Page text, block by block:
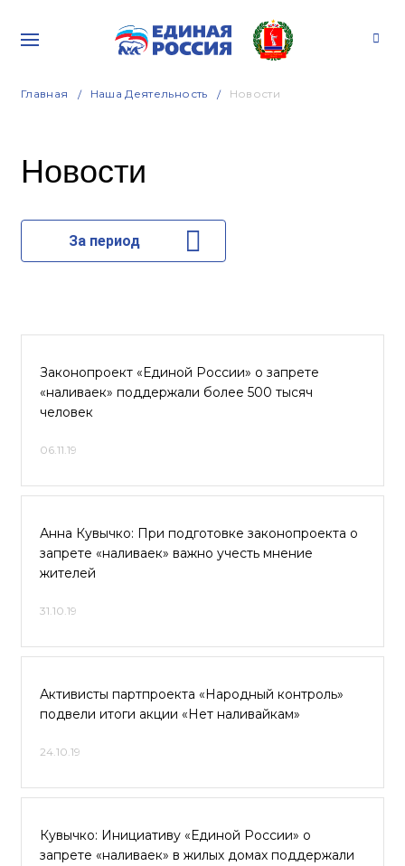
Главная Наша Деятельность Новости
Новости
За период
Законопроект «Единой России» о запрете
«наливаек» поддержали более 500 тысяч
человек
06.11.19
Анна Кувычко: При подготовке законопроекта о
запрете «наливаек» важно учесть мнение
жителей
31.10.19
Активисты партпроекта «Народный контроль»
подвели итоги акции «Нет наливайкам»
24.10.19
Кувычко: Инициативу «Единой России» о
запрете «наливаек» в жилых домах поддержали